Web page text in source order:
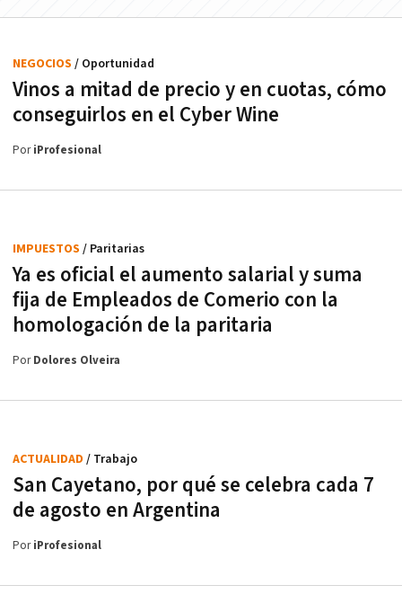
Vinos a mitad de precio y en cuotas, cómo
conseguirlos en el Cyber Wine
NEGOCIOS / Oportunidad
PoriProfesional
Ya es oficial el aumento salarial y suma
fija de Empleados de Comerio con la
homologación de la paritaria
IMPUESTOS / Paritarias
PorDolores Olveira
San Cayetano, por qué se celebra cada 7
de agosto en Argentina
ACTUALIDAD / Trabajo
PoriProfesional